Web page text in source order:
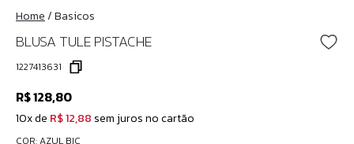
Home/Basicos
BLUSA TULE PISTACHE
1227413631
R$ 128,80
10x de R$ 12,88 sem juros no cartão
COR: AZUL BIC